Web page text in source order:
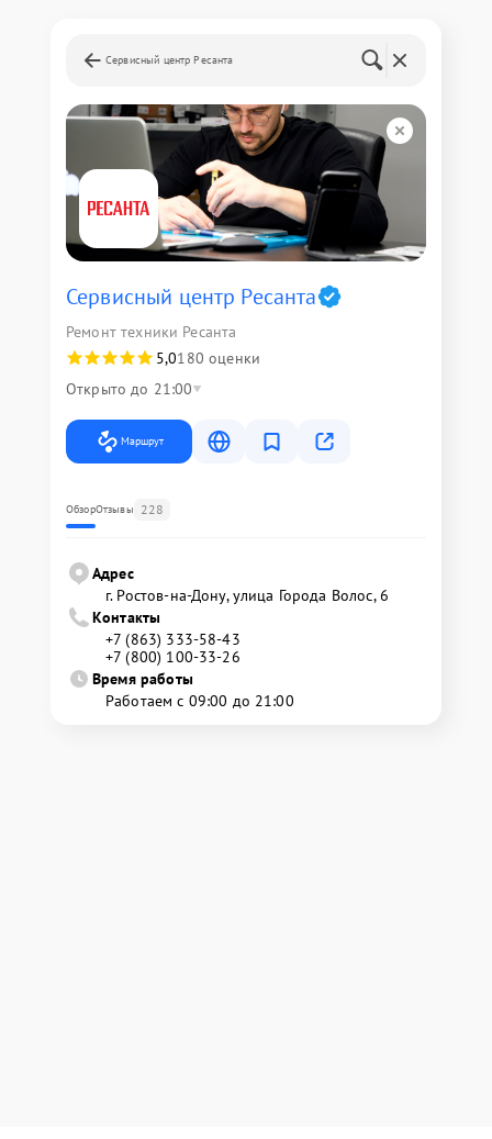
Сервисный центр Ресанта
Сервисный центр Ресанта
Ремонт техники Ресанта
5,0180 оценки
Открыто до 21:00
Маршрут
ОбзорОтзывы 228
Адрес
г. Ростов-на-Дону, улица Города Волос, 6
Контакты
+7 (863) 333-58-43
+7 (800) 100-33-26
Время работы
Работаем с 09:00 до 21:00